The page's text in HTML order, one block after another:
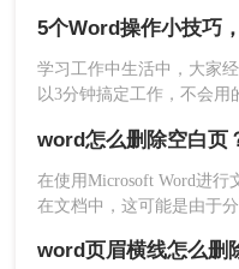
word怎么删除空白页。
5个Word操作小技巧
学习工作中生活中，大家
以3分钟搞定工作，不会
巧，让你的工作事半功倍
word怎么删除空白页
在使用Microsoft Word进
在文档中，这可能是由于
体观感，还可能在打印时